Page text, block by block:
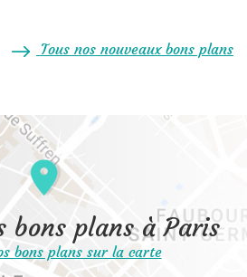
Tous nos nouveaux bons plans
bons plans à Paris
bons plans sur la carte